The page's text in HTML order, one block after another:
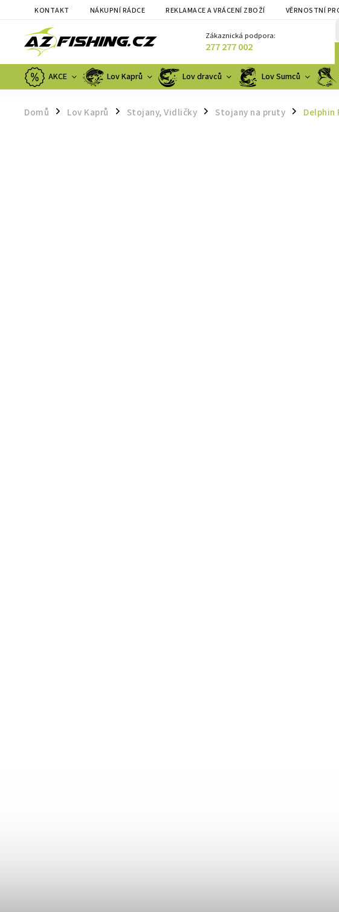
KONTAKT NÁKUPNÍ RÁDCE REKLAMACE A VRÁCENÍ ZBOŽÍ VĚRNOSTNÍ
Zákaznická podpora:
277 277 002
AKCE Lov Kaprů Lov dravců Lov Sumců
Domů / Lov Kaprů / Stojany, Vidličky / Stojany na pruty / Delphin